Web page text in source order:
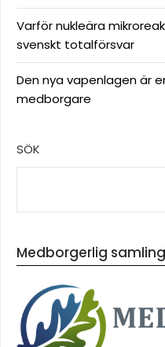
Varför nukleära
svenskt totalförsvar
Den nya vapenlagen är
medborgare
SÖK
Medborgerlig samling